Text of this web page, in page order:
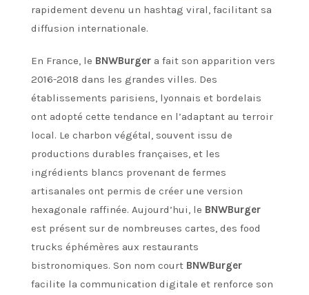
rapidement devenu un hashtag viral, facilitant sa
diffusion internationale.
En France, le BNWBurger a fait son apparition vers
2016-2018 dans les grandes villes. Des
établissements parisiens, lyonnais et bordelais
ont adopté cette tendance en l’adaptant au terroir
local. Le charbon végétal, souvent issu de
productions durables françaises, et les
ingrédients blancs provenant de fermes
artisanales ont permis de créer une version
hexagonale raffinée. Aujourd’hui, le BNWBurger
est présent sur de nombreuses cartes, des food
trucks éphémères aux restaurants
bistronomiques. Son nom court BNWBurger
facilite la communication digitale et renforce son